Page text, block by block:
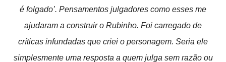
é folgado’. Pensamentos julgadores como esses me
ajudaram a construir o Rubinho. Foi carregado de
críticas infundadas que criei o personagem. Seria ele
simplesmente uma resposta a quem julga sem razão ou